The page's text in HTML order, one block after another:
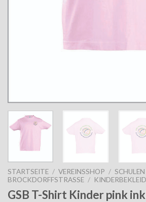
STARTSEITE / VEREINSSHOP / SCHULEN
BROCKDORFFSTRASSE
/
GSB T-Shirt Kinder pink